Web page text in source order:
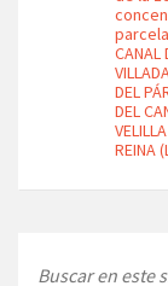
CANAL
DEL
DEL
REINA